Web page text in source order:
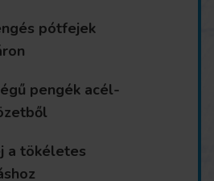
pótfejek
pengék acél-
a tökéletes